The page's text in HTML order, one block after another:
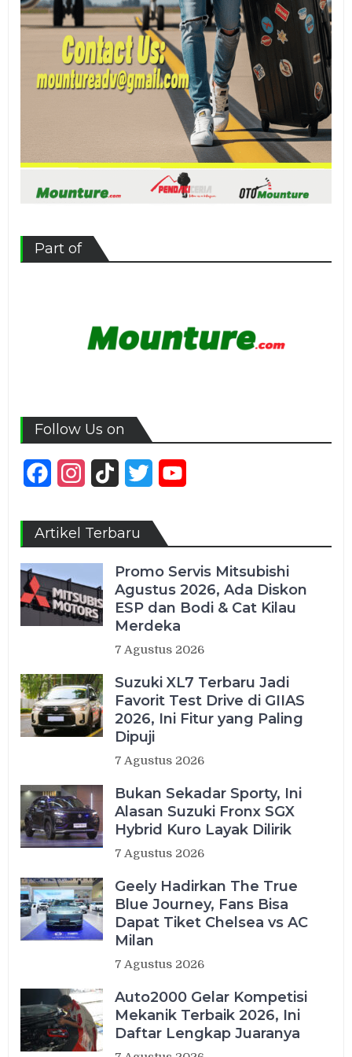
Part of
Follow Us on
FacebookInstagram
TikTok Twitter
Artikel Terbaru
Promo Servis Mitsubishi
Agustus 2026, Ada Diskon
ESP dan Bodi & Cat Kilau
Merdeka
7 Agustus 2026
Suzuki XL7 Terbaru Jadi
Favorit Test Drive di GIIAS
2026, Ini Fitur yang Paling
Dipuji
7 Agustus 2026
Bukan Sekadar Sporty, Ini
Alasan Suzuki Fronx SGX
Hybrid Kuro Layak Dilirik
7 Agustus 2026
Geely Hadirkan The True
Blue Journey, Fans Bisa
Dapat Tiket Chelsea vs AC
Milan
7 Agustus 2026
Auto2000 Gelar Kompetisi
Mekanik Terbaik 2026, Ini
Daftar Lengkap Juaranya